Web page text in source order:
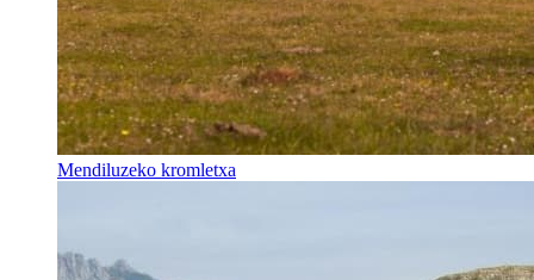
Mendiluzeko kromletxa